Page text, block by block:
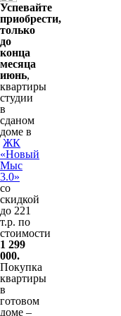
Успевайте
приобрести,
только
до
конца
месяца
июнь,
квартиры
студии
в
сданом
доме в
ЖК
«Новый
Мыс
3.0»
со
скидкой
до 221
т.р. по
стоимости
1 299
000.
Покупка
квартиры
в
готовом
доме –